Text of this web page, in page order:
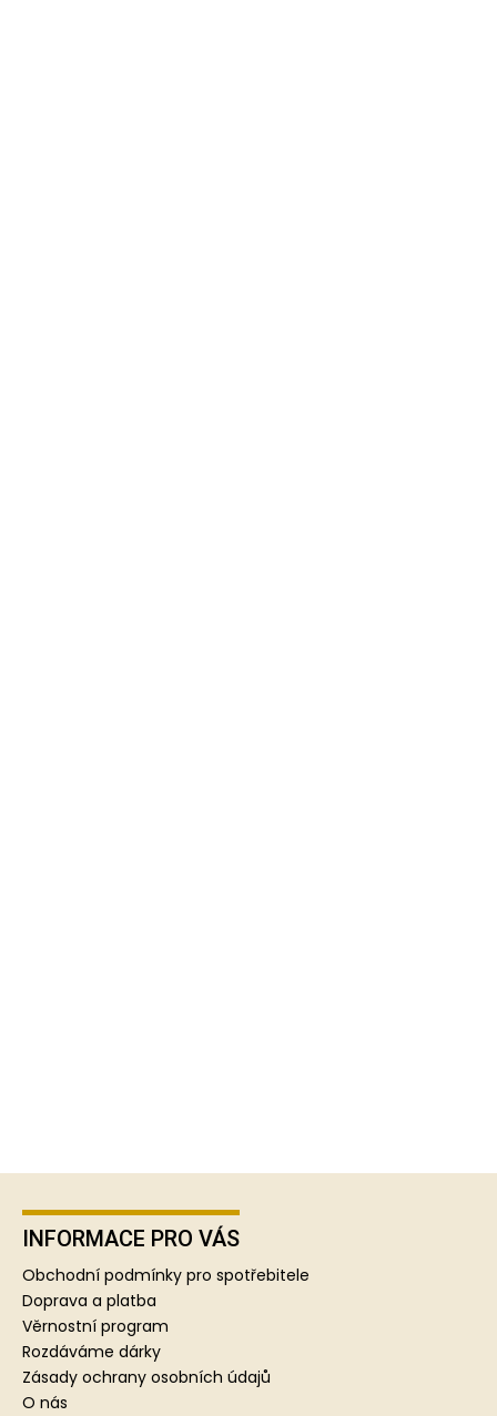
Z
INFORMACE PRO VÁS
Obchodní podmínky pro spotřebitele
Doprava a platba
Věrnostní program
Rozdáváme dárky
Zásady ochrany osobních údajů
O nás